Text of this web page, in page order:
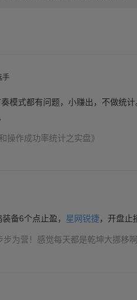
手
模式都有问题，小赚出，不做统
操作成功率统计之实盘》
备6个点止盈， 星网锐捷，开盘止
步为营！感觉每天都是乾坤大挪移